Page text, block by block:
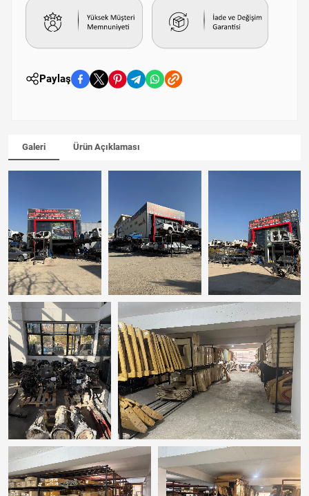
Paylaş
Galeri Ürün Açıklaması